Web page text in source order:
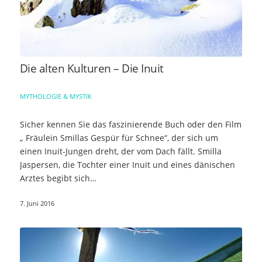
Die alten Kulturen – Die Inuit
MYTHOLOGIE & MYSTIK
Sicher kennen Sie das faszinierende Buch oder den Film
„ Fräulein Smillas Gespür für Schnee“, der sich um
einen Inuit-Jungen dreht, der vom Dach fällt. Smilla
Jaspersen, die Tochter einer Inuit und eines dänischen
Arztes begibt sich…
7. Juni 2016